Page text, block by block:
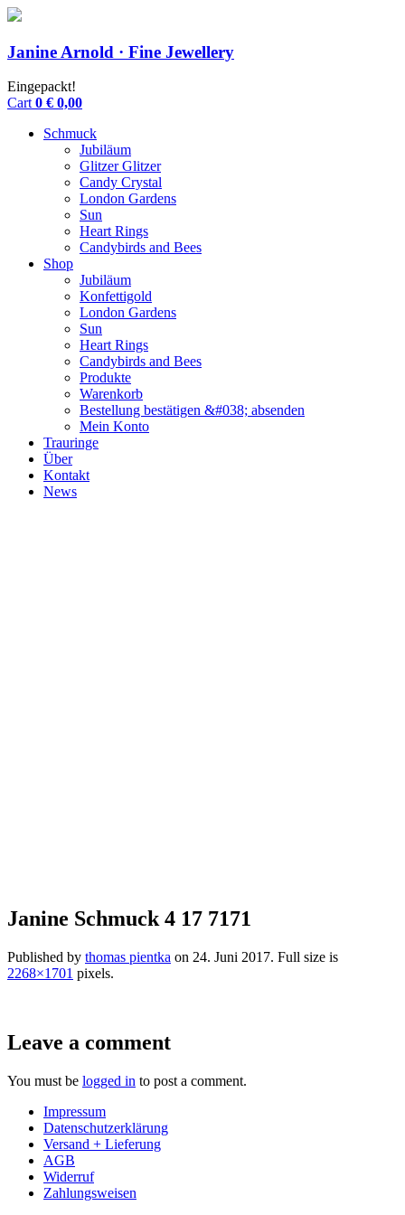
Janine Arnold · Fine Jewellery
Eingepackt!
Cart0 € 0,00
Schmuck
Jubiläum
Glitzer Glitzer
Candy Crystal
London Gardens
Sun
Heart Rings
Candybirds and Bees
Shop
Jubiläum
Konfettigold
London Gardens
Sun
Heart Rings
Candybirds and Bees
Produkte
Warenkorb
Bestellung bestätigen &#038; absenden
Mein Konto
Trauringe
Über
Kontakt
News
Janine Schmuck 4 17 7171
Published by thomas pientka on 24. Juni 2017. Full size is
2268×1701 pixels.
Leave a comment
You must be logged in to post a comment.
Impressum
Datenschutzerklärung
Versand + Lieferung
AGB
Widerruf
Zahlungsweisen